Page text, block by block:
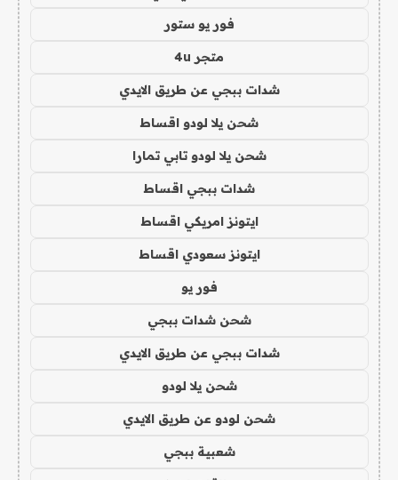
فور يو ستور
متجر 4u
شدات ببجي عن طريق الايدي
شحن يلا لودو اقساط
شحن يلا لودو تابي تمارا
شدات ببجي اقساط
ايتونز امريكي اقساط
ايتونز سعودي اقساط
فور يو
شحن شدات ببجي
شدات ببجي عن طريق الايدي
شحن يلا لودو
شحن لودو عن طريق الايدي
شعبية ببجي